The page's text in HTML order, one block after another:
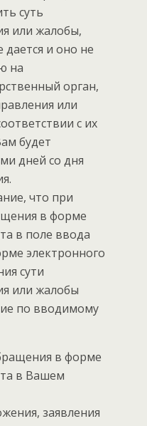
суть
или жалобы,
и оно не
на
орган,
или
с их
будет
дней со дня
что при
в форме
в поле ввода
электронного
сути
или жалобы
по вводимому
в форме
в Вашем
заявления